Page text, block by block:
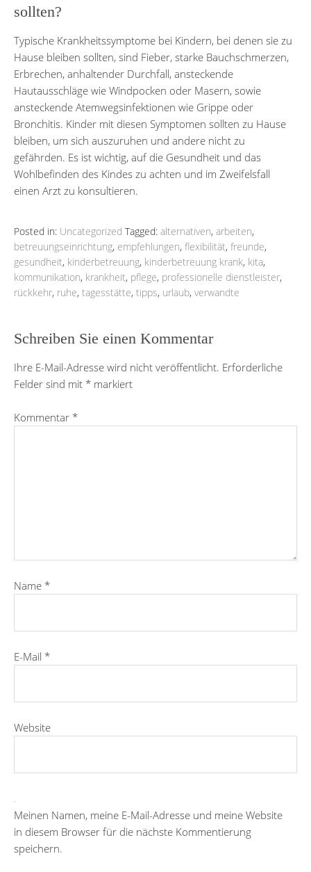
sollten?
Typische Krankheitssymptome bei Kindern, bei denen sie zu
Hause bleiben sollten, sind Fieber, starke Bauchschmerzen,
Erbrechen, anhaltender Durchfall, ansteckende
Hautausschläge wie Windpocken oder Masern, sowie
ansteckende Atemwegsinfektionen wie Grippe oder
Bronchitis. Kinder mit diesen Symptomen sollten zu Hause
bleiben, um sich auszuruhen und andere nicht zu
gefährden. Es ist wichtig, auf die Gesundheit und das
Wohlbefinden des Kindes zu achten und im Zweifelsfall
einen Arzt zu konsultieren.
Posted in: Uncategorized Tagged: alternativen, arbeiten,
betreuungseinrichtung, empfehlungen, flexibilität, freunde,
gesundheit, kinderbetreuung, kinderbetreuung krank, kita,
kommunikation, krankheit, pflege, professionelle dienstleister,
rückkehr, ruhe, tagesstätte, tipps, urlaub, verwandte
Schreiben Sie einen Kommentar
Ihre E-Mail-Adresse wird nicht veröffentlicht. Erforderliche
Felder sind mit * markiert
Kommentar *
Name *
E-Mail *
Website
Meinen Namen, meine E-Mail-Adresse und meine Website
in diesem Browser für die nächste Kommentierung
speichern.